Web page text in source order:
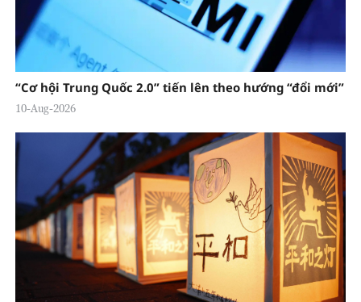
“Cơ hội Trung Quốc 2.0” tiến lên theo hướng “đổi mới”
10-Aug-2026